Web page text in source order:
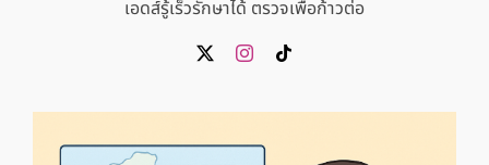
เอดส์รู้เร็วรักษาได้ ตรวจเพื่อก้าวต่อ